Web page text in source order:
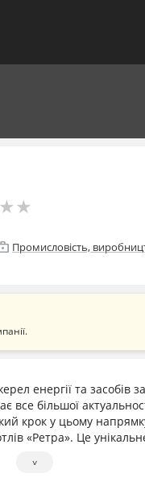
★
★★
★
Промисловість,
енергії та засобів
більшої
крок у цьому
«Ретра». Це
ефективність
˅